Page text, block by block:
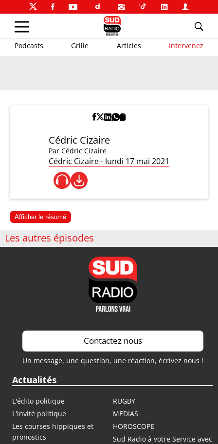
Podcasts Grille Articles Intervenez
Cédric Cizaire
Par Cédric Cizaire
Cédric Cizaire - lundi 17 mai 2021
Afficher le résumé
Les autres épisodes
Contactez nous
Un message, une question, une réaction, écrivez nous !
Actualités
L'édito politique
RUGBY
L'invité politique
MEDIAS
Les courses hippiques et
pronostics
HOROSCOPE
Sud Radio à votre Service avec